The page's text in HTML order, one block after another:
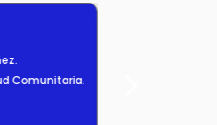
Comunitaria.